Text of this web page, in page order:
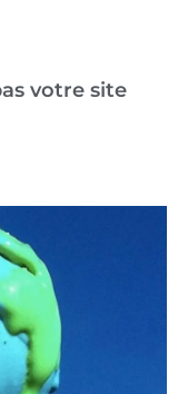
votre site